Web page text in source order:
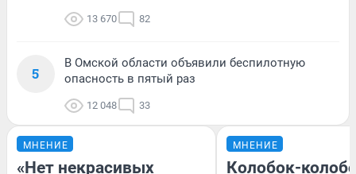
13 670 82
5
В Омской области объявили беспилотную
опасность в пятый раз
12 048 33
МНЕНИЕ
«Нет некрасивых
МНЕНИЕ
Колобок-